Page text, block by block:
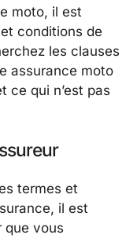
moto, il est
conditions de
les clauses
assurance moto
ce qui n’est pas
termes et
il est
que vous